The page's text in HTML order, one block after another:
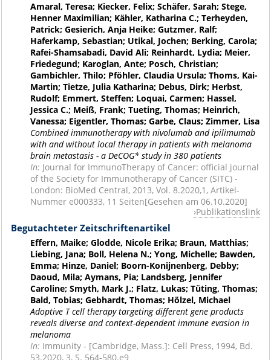
Amaral, Teresa; Kiecker, Felix; Schäfer, Sarah; Stege,
Henner Maximilian; Kähler, Katharina C.; Terheyden,
Patrick; Gesierich, Anja Heike; Gutzmer, Ralf;
Haferkamp, Sebastian; Utikal, Jochen; Berking, Carola;
Rafei-Shamsabadi, David Ali; Reinhardt, Lydia; Meier,
Friedegund; Karoglan, Ante; Posch, Christian;
Gambichler, Thilo; Pföhler, Claudia Ursula; Thoms, Kai-
Martin; Tietze, Julia Katharina; Debus, Dirk; Herbst,
Rudolf; Emmert, Steffen; Loquai, Carmen; Hassel,
Jessica C.; Meiß, Frank; Tueting, Thomas; Heinrich,
Vanessa; Eigentler, Thomas; Garbe, Claus; Zimmer, Lisa
Combined immunotherapy with nivolumab and ipilimumab
with and without local therapy in patients with melanoma
brain metastasis - a DeCOG* study in 380 patients
In: Journal for ImmunoTherapy of Cancer: official journal
of the Society for Immunotherapy of Cancer (SITC) -
London: BioMed Central, 2013, Vol. 8.2020,1, Artikel-
Nummer e000333, 11 Seiten[Gesehen am 06.10.2020]
Publikationslink
Begutachteter Zeitschriftenartikel
Effern, Maike; Glodde, Nicole Erika; Braun, Matthias;
Liebing, Jana; Boll, Helena N.; Yong, Michelle; Bawden,
Emma; Hinze, Daniel; Boorn-Konijnenberg, Debby;
Daoud, Mila; Aymans, Pia; Landsberg, Jennifer
Caroline; Smyth, Mark J.; Flatz, Lukas; Tüting, Thomas;
Bald, Tobias; Gebhardt, Thomas; Hölzel, Michael
Adoptive T cell therapy targeting different gene products
reveals diverse and context-dependent immune evasion in
melanoma
In: Immunity - [Cambridge, Mass.]: Cell Press, 1994, Bd.
53.2020, 3, S. 564-580.e9